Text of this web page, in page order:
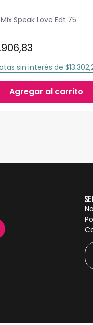
Speak Love Edt 75
.906,83
sin interés de
Agregar al carrito